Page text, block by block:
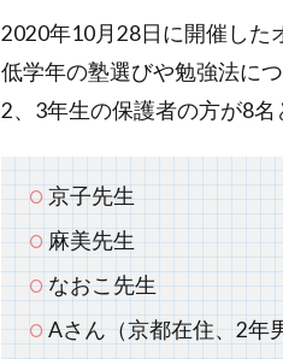
2020年10月28日に開催した
低学年の塾選びや勉強法に
2、3年生の保護者の方が8名
京子先生
麻美先生
なおこ先生
Aさん（京都在住、2年